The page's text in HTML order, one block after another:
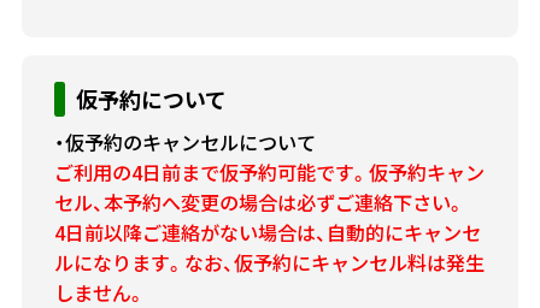
仮予約について
・仮予約のキャンセルについて
ご利用の4日前まで仮予約可能です。仮予約キャン
セル、本予約へ変更の場合は必ずご連絡下さい。
4日前以降ご連絡がない場合は、自動的にキャンセ
ルになります。なお、仮予約にキャンセル料は発生
しません。